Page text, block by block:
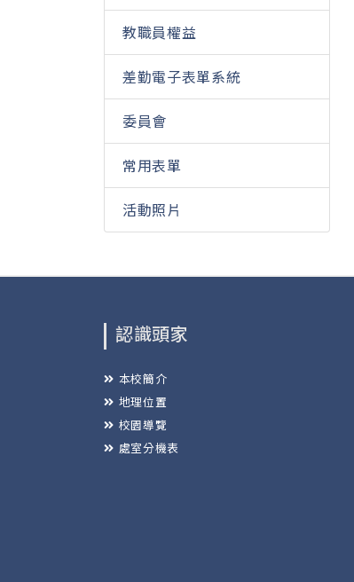
教職員權益
差勤電子表單系統
委員會
常用表單
活動照片
認識頭家
本校簡介
地理位置
校園導覽
處室分機表